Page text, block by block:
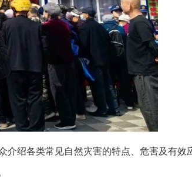
绍各类常见自然灾害的特点、危害及有效